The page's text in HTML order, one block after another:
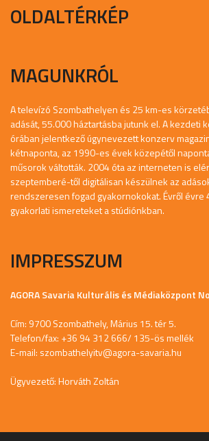
OLDALTÉRKÉP
MAGUNKRÓL
A televízó Szombathelyen és 25 km-es
adását, 55.000 háztartásba jutunk el. A kezdeti
órában jelentkező úgynevezett konzerv
kétnaponta, az 1990-es évek közepétől
műsorok váltották. 2004 óta az interneten is
szeptemberé-től digitálisan készülnek az
rendszeresen fogad gyakornokokat. Évről évre
gyakorlati ismereteket a stúdiónkban.
IMPRESSZUM
AGORA Savaria Kulturális és Médiaközpont
Cím: 9700 Szombathely, Márius 15. tér 5.
Telefon/fax: +36 94 312 666/ 135-ös mellék
E-mail: szombathelyitv@agora-savaria.hu
Ügyvezető: Horváth Zoltán